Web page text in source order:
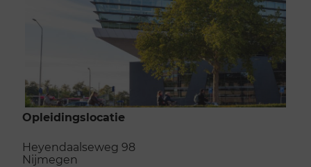
Opleidingslocatie
Heyendaalseweg 98
Nijmegen